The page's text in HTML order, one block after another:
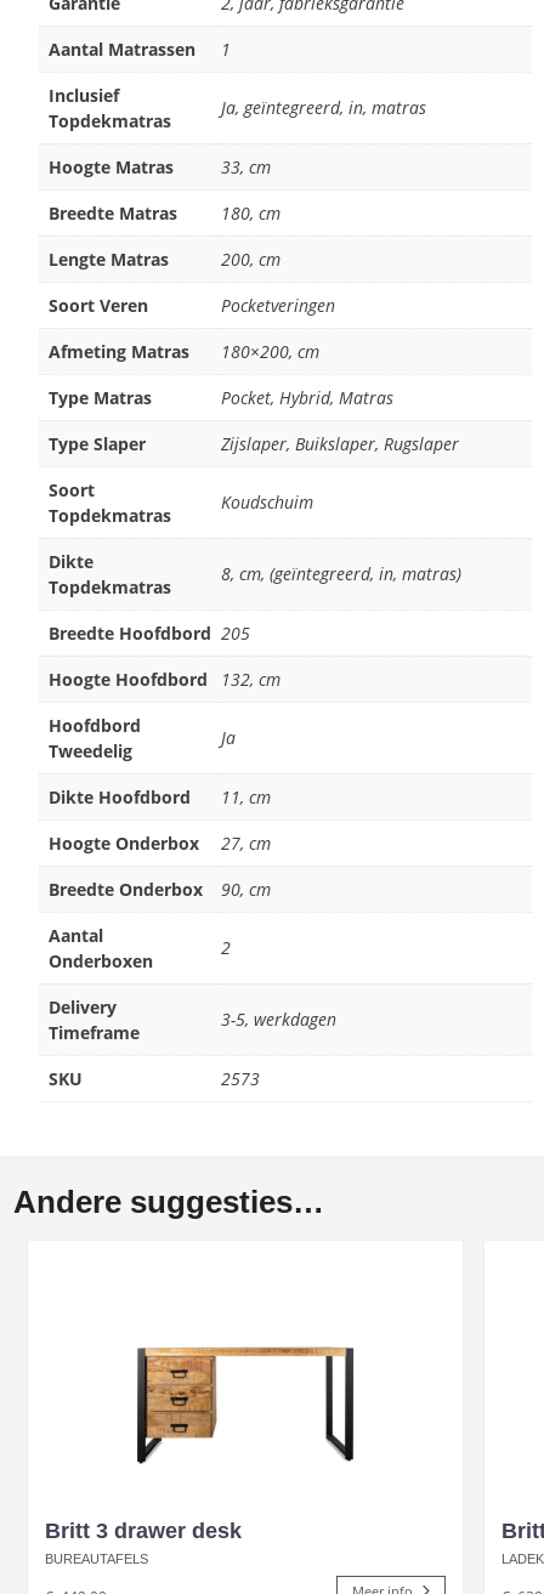
Aantal Matrassen
1
Inclusief
Topdekmatras
Ja, geïntegreerd, in, matras
Hoogte Matras
33, cm
Breedte Matras
180, cm
Lengte Matras
200, cm
Soort Veren
Pocketveringen
Afmeting Matras
180×200, cm
Type Matras
Pocket, Hybrid, Matras
Type Slaper
Zijslaper, Buikslaper, Rugslaper
Soort
Topdekmatras
Koudschuim
Dikte
Topdekmatras
8, cm, (geïntegreerd, in, matras)
Breedte Hoofdbord 205
Hoogte Hoofdbord
132, cm
Hoofdbord
Tweedelig
Ja
Dikte Hoofdbord
11, cm
Hoogte Onderbox
27, cm
Breedte Onderbox
90, cm
Aantal
Onderboxen
2
Delivery
Timeframe
3-5, werkdagen
SKU 2573
Andere suggesties…
Britt 3 drawer desk
BUREAUTAFELS